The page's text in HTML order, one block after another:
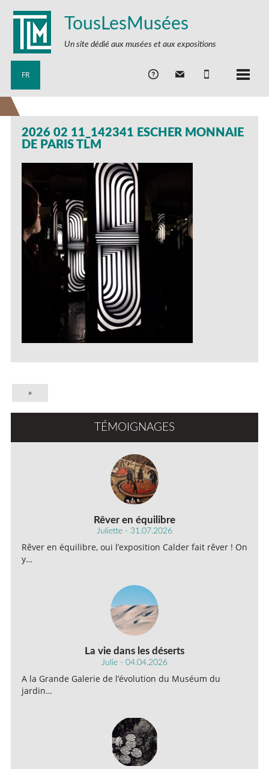
TousLesMusées
Un site dédié aux musées et aux expositions
FR
2026 02 11_142341 ESCHER MONNAIE
DE PARIS TLM
»
TÉMOIGNAGES
Rêver en équilibre
Juliette - 31.07.2026
Rêver en équilibre, oui l’exposition Calder fait rêver ! On
y…
La vie dans les déserts
Julie - 04.04.2026
A la Grande Galerie de l’évolution du Muséum du
jardin…